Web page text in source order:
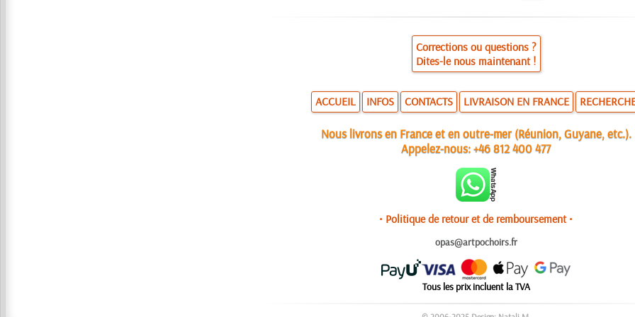
Corrections ou questions ?
Dites-le nous maintenant !
ACCUEIL INFOS CONTACTS LIVRAISON EN FRANCE
Nous livrons en France et en outre-mer (Réunion, Guyane, etc.).
Appelez-nous:+46 812 400 477
• Politique de retour et de remboursement •
opas@artpochoirs.fr
Tous les prix incluent la TVA